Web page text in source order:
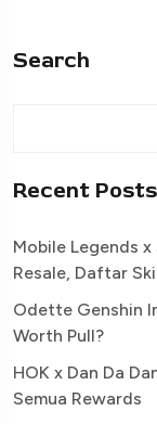
Search
Recent Posts
Mobile Legends
Resale, Daftar
Odette Genshin
Worth Pull?
HOK x Dan Da
Semua Rewards